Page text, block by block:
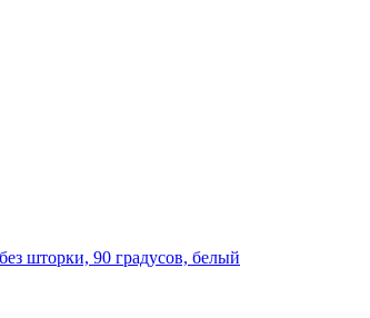
шторки, 90 градусов, белый